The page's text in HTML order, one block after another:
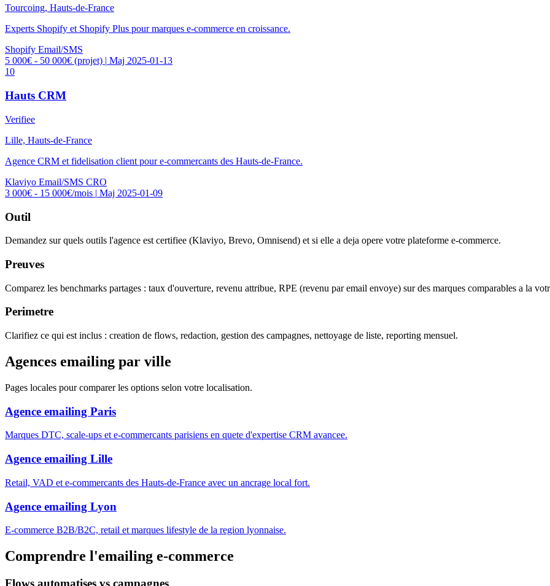
Tourcoing, Hauts-de-France
Experts Shopify et Shopify Plus pour marques e-commerce en croissance.
Shopify Email/SMS
5 000€ - 50 000€ (projet) | Maj 2025-01-13
10
Hauts CRM
Verifiee
Lille, Hauts-de-France
Agence CRM et fidelisation client pour e-commercants des Hauts-de-France.
Klaviyo Email/SMS CRO
3 000€ - 15 000€/mois | Maj 2025-01-09
Outil
Demandez sur quels outils l'agence est certifiee (Klaviyo, Brevo, Omnisend) et si elle a deja opere votre plateforme e-commerce.
Preuves
Comparez les benchmarks partages : taux d'ouverture, revenu attribue, RPE (revenu par email envoye) sur des marques comparables a la
Perimetre
Clarifiez ce qui est inclus : creation de flows, redaction, gestion des campagnes, nettoyage de liste, reporting mensuel.
Agences emailing par ville
Pages locales pour comparer les options selon votre localisation.
Agence emailing Paris
Marques DTC, scale-ups et e-commercants parisiens en quete d'expertise CRM avancee.
Agence emailing Lille
Retail, VAD et e-commercants des Hauts-de-France avec un ancrage local fort.
Agence emailing Lyon
E-commerce B2B/B2C, retail et marques lifestyle de la region lyonnaise.
Comprendre l'emailing e-commerce
Flows automatises vs campagnes